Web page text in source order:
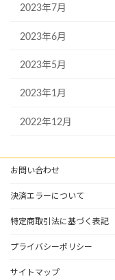
2023年7月
2023年6月
2023年5月
2023年1月
2022年12月
お問い合わせ
決済エラーについて
特定商取引法に基づく表記
プライバシーポリシー
サイトマップ